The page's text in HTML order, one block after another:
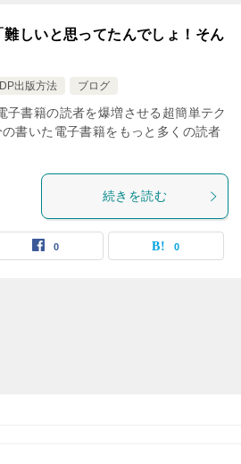
しいと思ってたんでしょ！そん
出版方法 ブログ
子書籍の読者を爆増させる超簡単テク
いた電子書籍をもっと多くの読者
続きを読む
0 0